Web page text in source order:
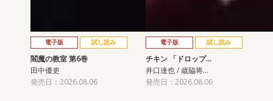
電子版 試し読み
閻魔の教室 第6巻
田中優吏
発売日：2026.08.06
電子版 試し読み
チキン 「ドロップ…
井口達也 / 歳脇将…
発売日：2026.08.06